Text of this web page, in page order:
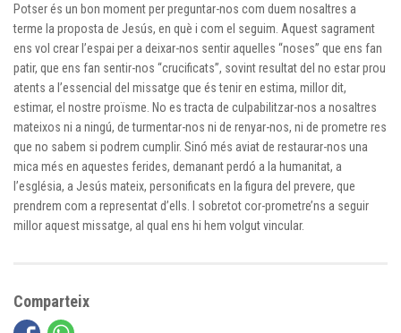
Potser és un bon moment per preguntar-nos com duem nosaltres a
terme la proposta de Jesús, en què i com el seguim. Aquest sagrament
ens vol crear l’espai per a deixar-nos sentir aquelles “noses” que ens fan
patir, que ens fan sentir-nos “crucificats”, sovint resultat del no estar prou
atents a l’essencial del missatge que és tenir en estima, millor dit,
estimar, el nostre proïsme. No es tracta de culpabilitzar-nos a nosaltres
mateixos ni a ningú, de turmentar-nos ni de renyar-nos, ni de prometre res
que no sabem si podrem cumplir. Sinó més aviat de restaurar-nos una
mica més en aquestes ferides, demanant perdó a la humanitat, a
l’església, a Jesús mateix, personificats en la figura del prevere, que
prendrem com a representat d’ells. I sobretot cor-prometre’ns a seguir
millor aquest missatge, al qual ens hi hem volgut vincular.
Comparteix